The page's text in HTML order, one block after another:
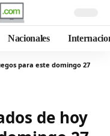
Nacionales
para este domingo 27
de hoy